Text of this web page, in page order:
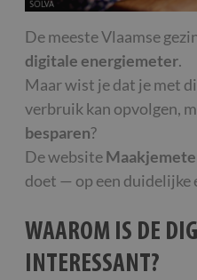
De meeste Vlaamse
digitale energiemeter.
Maar wist je dat je met
verbruik kan opvolgen,
besparen?
De website
doet — op een duidelijke
WAAROM IS DE
INTERESSANT?